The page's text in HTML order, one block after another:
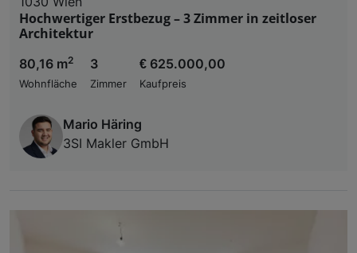
Hochwertiger Erstbezug – 3 Zimmer in zeitloser
Architektur
80,16 m2
Wohnfläche
3
Zimmer
€ 625.000,00
Kaufpreis
Mario Häring
3SI Makler GmbH